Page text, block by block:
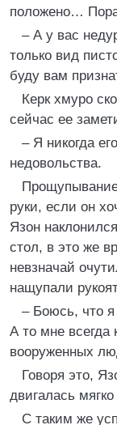
положено…
– А у вас
только вид
буду вам
Керк хмуро
сейчас ее
– Я никогда
недовольства.
руки, если он
Язон
стол, в это же
невзначай
нащупали
– Боюсь, что
А то мне всегда
вооруженных
Говоря это,
двигалась
С таким же